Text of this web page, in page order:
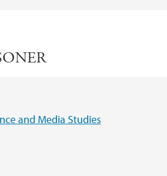
and Media Studies